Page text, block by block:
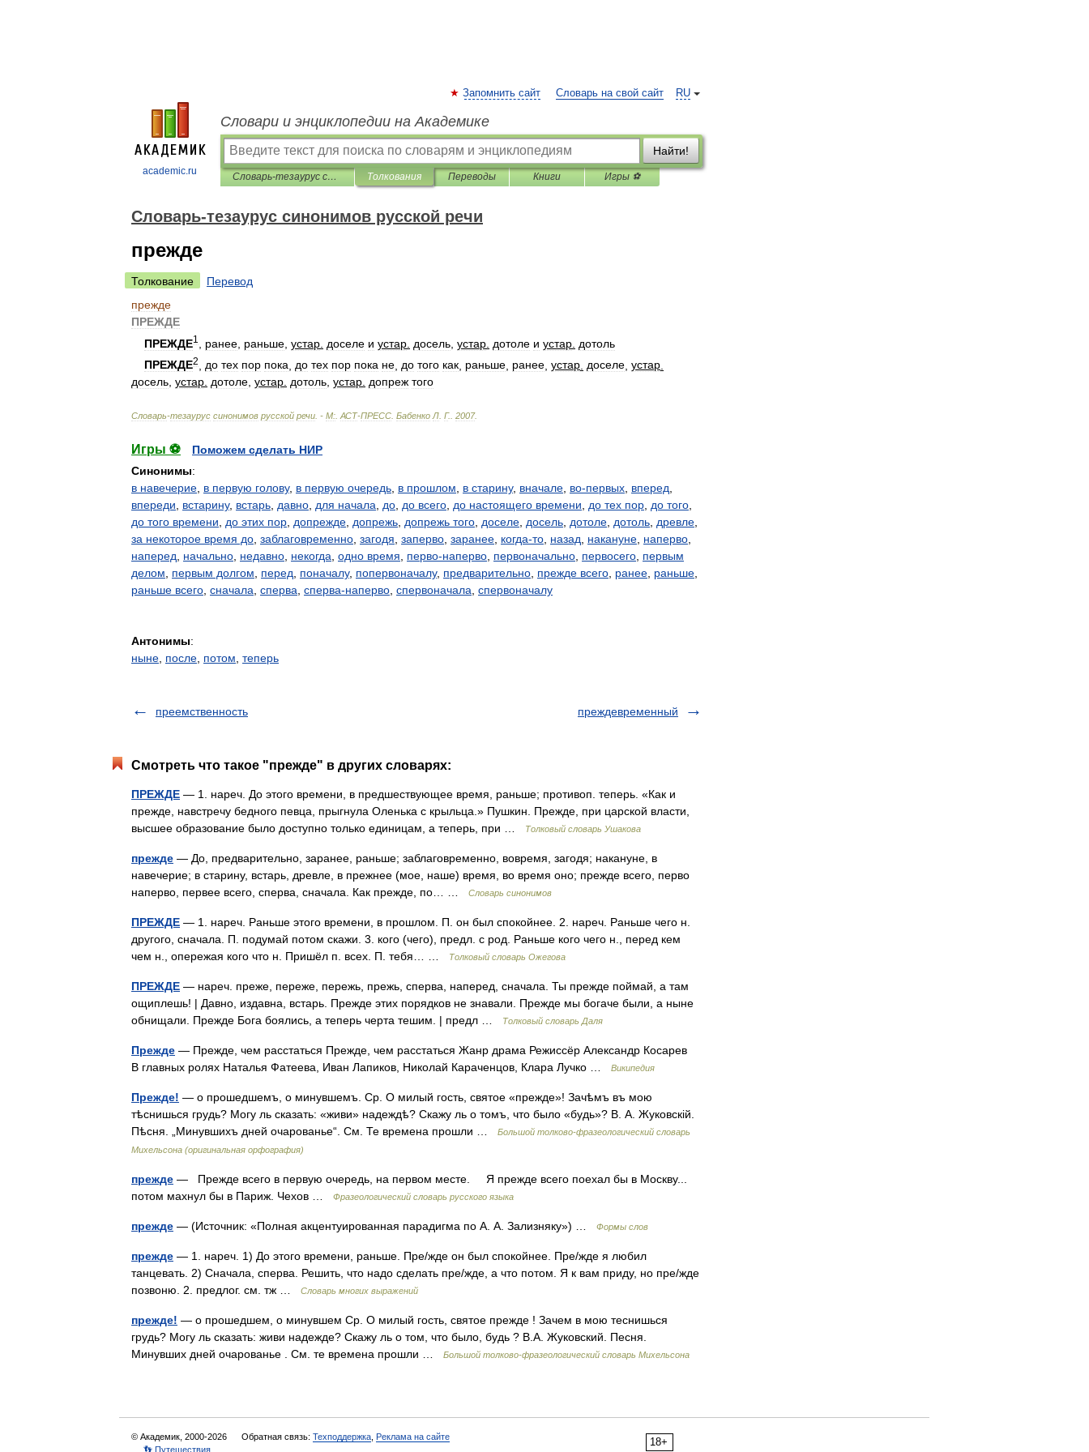
academic.ru
RU
Запомнить сайт Словарь на свой сайт
Словари и энциклопедии на Академике
Найти!
Словарь-тезаурус синонимов русской речи Толкования Переводы Книги Игры ⚽
Словарь-тезаурус синонимов русской речи
прежде
Толкование
Перевод
прежде
ПРЕЖДЕ
ПРЕЖДЕ1 ранее раньше устар доселе и устар досель устар дотоле и устар дотоль
ПРЕЖДЕ2 до тех пор пока до тех пор пока не до того как раньше ранее устар доселе устар
досель, устар. дотоле, устар. дотоль, устар. допреж того
Словарь-тезаурус синонимов русской речи . - М: АСТ-ПРЕСС Бабенко Л Г. 2007.
Игры ⚽
Поможем сделать НИР
Синонимы:
в навечерие, в первую голову, в первую очередь, в прошлом, в старину, вначале, во-первых, вперед,
впереди, встарину, встарь, давно, для начала, до, до всего, до настоящего времени, до тех пор, до того,
до того времени, до этих пор, допрежде, допрежь, допрежь того, доселе, досель, дотоле, дотоль, древле,
за некоторое время до, заблаговременно, загодя, заперво, заранее, когда-то, назад, накануне, наперво,
наперед, начально, недавно, некогда, одно время, перво-наперво, первоначально, первосего, первым
делом, первым долгом, перед, поначалу, попервоначалу, предварительно, прежде всего, ранее, раньше,
раньше всего, сначала, сперва, сперва-наперво, спервоначала, спервоначалу
Антонимы:
ныне, после, потом, теперь
преемственность преждевременный
Смотреть что такое "прежде" в других словарях:
ПРЕЖДЕ — 1. нареч. До этого времени, в предшествующее время, раньше; противоп. теперь. «Как и
прежде, навстречу бедного певца, прыгнула Оленька с крыльца.» Пушкин. Прежде, при царской власти,
высшее образование было доступно только единицам, а теперь, при …
Толковый словарь Ушакова
прежде — До, предварительно, заранее, раньше; заблаговременно, вовремя, загодя; накануне, в
навечерие; в старину, встарь, древле, в прежнее (мое, наше) время, во время оно; прежде всего, перво
наперво, первее всего, сперва, сначала. Как прежде, по… …
Словарь синонимов
ПРЕЖДЕ — 1. нареч. Раньше этого времени, в прошлом. П. он был спокойнее. 2. нареч. Раньше чего н.
другого, сначала. П. подумай потом скажи. 3. кого (чего), предл. с род. Раньше кого чего н., перед кем
чем н., опережая кого что н. Пришёл п. всех. П. тебя… …
Толковый словарь Ожегова
ПРЕЖДЕ — нареч. преже, переже, пережь, прежь, сперва, наперед, сначала. Ты прежде поймай, а там
ощиплешь! | Давно, издавна, встарь. Прежде этих порядков не знавали. Прежде мы богаче были, а ныне
обнищали. Прежде Бога боялись, а теперь черта тешим. | предл …
Толковый словарь Даля
Прежде — Прежде, чем расстаться Прежде, чем расстаться Жанр драма Режиссёр Александр Косарев
В главных ролях Наталья Фатеева, Иван Лапиков, Николай Караченцов, Клара Лучко …
Википедия
Прежде! — о прошедшемъ, о минувшемъ. Ср. О милый гость, святое «прежде»! Зачѣмъ въ мою
тѣснишься грудь? Могу ль сказать: «живи» надеждѣ? Скажу ль о томъ, что было «будь»? В. А. Жуковскій.
Пѣсня. „Минувшихъ дней очарованье“. См. Те времена прошли …
Большой толково-фразеологический словарь
Михельсона (оригинальная орфография)
прежде — Прежде всего в первую очередь, на первом месте. Я прежде всего поехал бы в Москву...
потом махнул бы в Париж. Чехов …
Фразеологический словарь русского языка
прежде — (Источник: «Полная акцентуированная парадигма по А. А. Зализняку») … Формы слов
прежде — 1. нареч. 1) До этого времени, раньше. Пре/жде он был спокойнее. Пре/жде я любил
танцевать. 2) Сначала, сперва. Решить, что надо сделать пре/жде, а что потом. Я к вам приду, но пре/жде
позвоню. 2. предлог. см. тж …
Словарь многих выражений
прежде! — о прошедшем, о минувшем Ср. О милый гость, святое прежде ! Зачем в мою теснишься
грудь? Могу ль сказать: живи надежде? Скажу ль о том, что было, будь ? В.А. Жуковский. Песня.
Минувших дней очарованье . См. те времена прошли …
Большой толково-фразеологический словарь Михельсона
18+
© Академик, 2000-2026 Обратная связь: Техподдержка
Реклама на сайте
👣 Путешествия